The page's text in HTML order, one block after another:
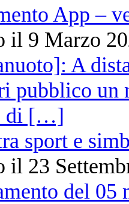
App –
il 9 Marzo
sport e
il 23